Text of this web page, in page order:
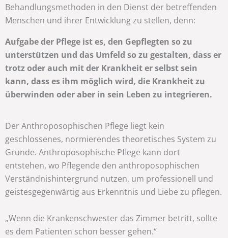
Behandlungsmethoden in den Dienst der betreffenden
Menschen und ihrer Entwicklung zu stellen, denn:
Aufgabe der Pflege ist es, den Gepflegten so zu
unterstützen und das Umfeld so zu gestalten, dass er
trotz oder auch mit der Krankheit er selbst sein
kann, dass es ihm möglich wird, die Krankheit zu
überwinden oder aber in sein Leben zu integrieren.
Der Anthroposophischen Pflege liegt kein
geschlossenes, normierendes theoretisches System zu
Grunde. Anthroposophische Pflege kann dort
entstehen, wo Pflegende den anthroposophischen
Verständnishintergrund nutzen, um professionell und
geistesgegenwärtig aus Erkenntnis und Liebe zu pflegen.
„Wenn die Krankenschwester das Zimmer betritt, sollte
es dem Patienten schon besser gehen.“